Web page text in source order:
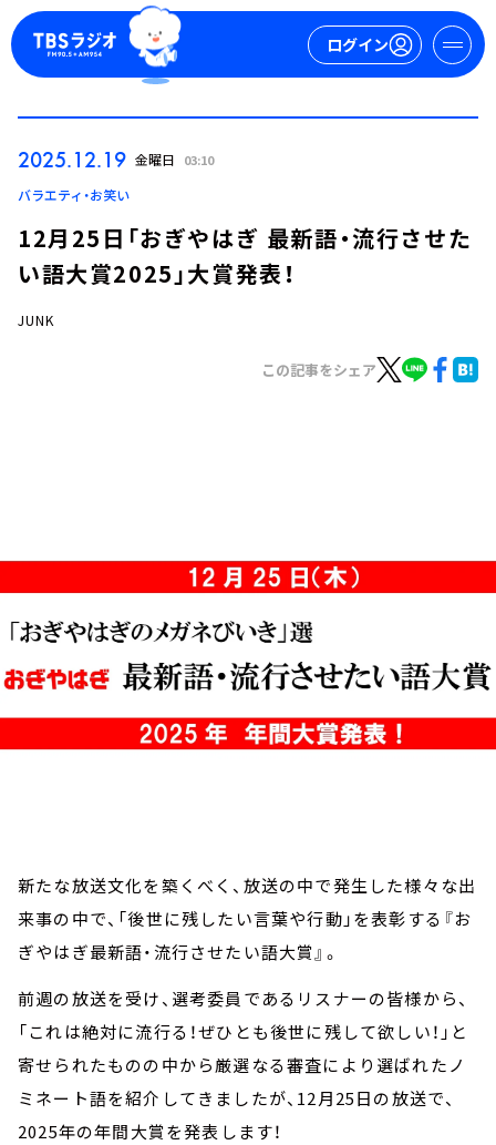
ログイン
ログイン
YouTube
会社情報
2025.12.19 金曜日 03:10
バラエティ・お笑い
12月25日「おぎやはぎ 最新語・流行させた
い語大賞2025」大賞発表！
JUNK
この記事をシェア
新たな放送文化を築くべく、放送の中で発生した様々な出
来事の中で、「後世に残したい言葉や行動」を表彰する『お
ぎやはぎ最新語・流行させたい語大賞』。
前週の放送を受け、選考委員であるリスナーの皆様から、
「これは絶対に流行る！ぜひとも後世に残して欲しい！」と
寄せられたものの中から厳選なる審査により選ばれたノ
ミネート語を紹介してきましたが、12月25日の放送で、
2025年の年間大賞を発表します！